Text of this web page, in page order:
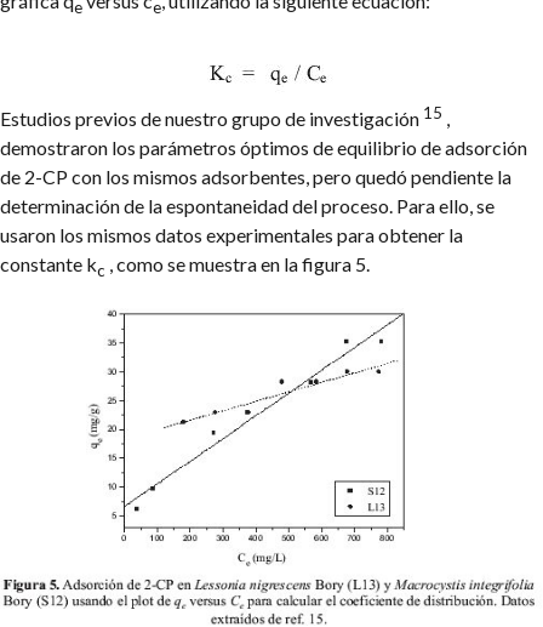
e e
Estudios previos de nuestro grupo de investigación 15 ,
demostraron los parámetros óptimos de equilibrio de adsorción
de 2-CP con los mismos adsorbentes, pero quedó pendiente la
determinación de la espontaneidad del proceso. Para ello, se
usaron los mismos datos experimentales para obtener la
constante kc , como se muestra en la figura 5.